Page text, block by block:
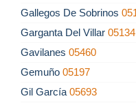
Gallegos De Sobrinos
Garganta Del Villar 05134
Gavilanes 05460
Gemuño 05197
Gil García 05693